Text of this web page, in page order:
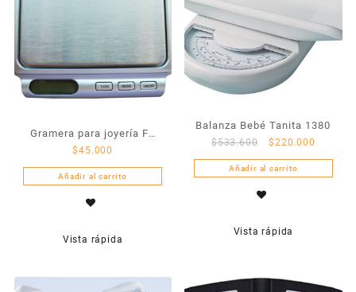
Gramera para joyería FS
150C
$45.000
Añadir al carrito
Vista rápida
Balanza Bebé Tanita 1380
$533.600 $220.000
Añadir al carrito
Vista rápida